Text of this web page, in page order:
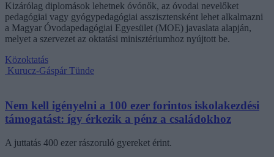
Kizárólag diplomások lehetnek óvónők, az óvodai nevelőket
pedagógiai vagy gyógypedagógiai asszisztensként lehet alkalmazni
a Magyar Óvodapedagógiai Egyesület (MOE) javaslata alapján,
melyet a szervezet az oktatási minisztériumhoz nyújtott be.
Közoktatás
Kurucz-Gáspár Tünde
Nem kell igényelni a 100 ezer forintos iskolakezdési
támogatást: így érkezik a pénz a családokhoz
A juttatás 400 ezer rászoruló gyereket érint.